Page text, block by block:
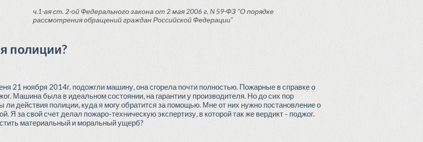
ч.1-ая ст. 2-ой Федерального закона от 2 мая 2006 г. N 59-ФЗ "О порядке
рассмотрения обращений граждан Российской Федерации"
полиции?
21 ноября 2014г. подожгли машину, она сгорела почти полностью. Пожарные в справке о
Машина была в идеальном состоянии, на гарантии у производителя. Но до сих пор
ли действия полиции, куда я могу обратится за помощью. Мне от них нужно постановление о
Я за свой счет делал пожаро-техническую экспертизу, в которой так же вердикт - поджог.
материальный и моральный ущерб?